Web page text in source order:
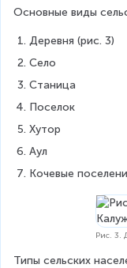
Основные виды
Деревня (рис. 3)
Село
Станица
Поселок
Хутор
Аул
Кочевые
Рис. 3.
Типы сельских